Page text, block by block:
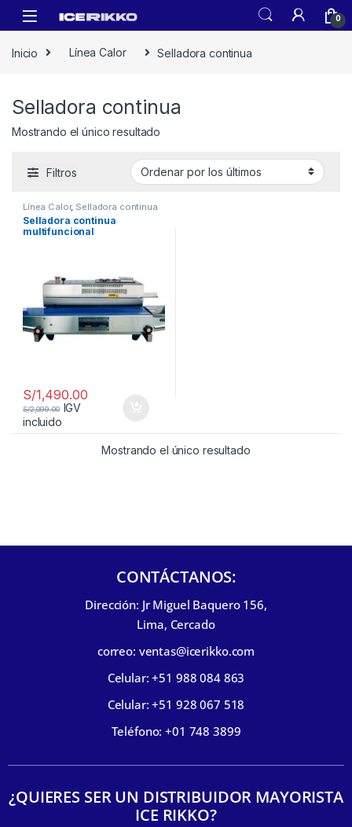
0
Inicio Línea Calor Selladora continua
Selladora continua
Mostrando el único resultado
Filtros
Línea Calor, Selladora continua
Selladora continua
multifuncional
S/1,490.00
S/2,099.00 IGV
incluido
Mostrando el único resultado
CONTÁCTANOS:
Dirección: Jr Miguel Baquero 156,
Lima, Cercado
correo: ventas@icerikko.com
Celular: +51 988 084 863
Celular: +51 928 067 518
Teléfono: +01 748 3899
¿QUIERES SER UN DISTRIBUIDOR MAYORISTA
ICE RIKKO?